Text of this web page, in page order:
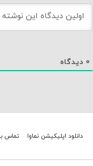
0 دیدگاه
دانلود اپلیکیشن نماوا تماس